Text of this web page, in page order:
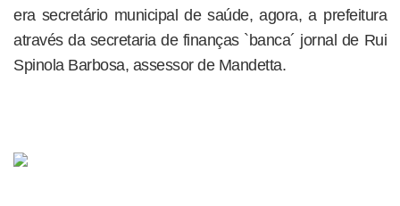
era secretário municipal de saúde, agora, a prefeitura
através da secretaria de finanças `banca´ jornal de Rui
Spinola Barbosa, assessor de Mandetta.